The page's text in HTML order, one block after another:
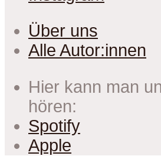
Über uns
Alle Autor:innen
Hier kann man
hören:
Spotify
Apple